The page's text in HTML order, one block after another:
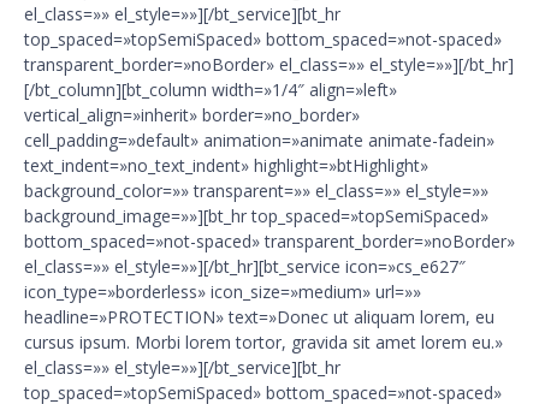
el_class=»» el_style=»»][/bt_service][bt_hr
top_spaced=»topSemiSpaced» bottom_spaced=»not-spaced»
transparent_border=»noBorder» el_class=»» el_style=»»][/bt_hr]
[/bt_column][bt_column width=»1/4″ align=»left»
vertical_align=»inherit» border=»no_border»
cell_padding=»default» animation=»animate animate-fadein»
text_indent=»no_text_indent» highlight=»btHighlight»
background_color=»» transparent=»» el_class=»» el_style=»»
background_image=»»][bt_hr top_spaced=»topSemiSpaced»
bottom_spaced=»not-spaced» transparent_border=»noBorder»
el_class=»» el_style=»»][/bt_hr][bt_service icon=»cs_e627″
icon_type=»borderless» icon_size=»medium» url=»»
headline=»PROTECTION» text=»Donec ut aliquam lorem, eu
cursus ipsum. Morbi lorem tortor, gravida sit amet lorem eu.»
el_class=»» el_style=»»][/bt_service][bt_hr
top_spaced=»topSemiSpaced» bottom_spaced=»not-spaced»